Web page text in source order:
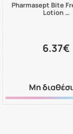
Pharmasept Bite
Lotion …
6.37€
Μη